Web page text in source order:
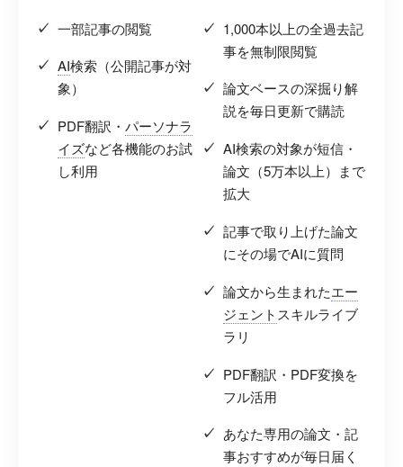
一部記事の閲覧
AI検索（公開記事が対
象）
PDF翻訳・ パーソナラ
イズなど各機能のお試
し利用
1,000本以上の全過去記
事を無制限閲覧
論文ベースの深掘り解
説を毎日更新で購読
AI検索の対象が短信・
論文（5万本以上）まで
拡大
記事で取り上げた論文
にその場でAIに質問
論文から生まれたエー
ジェント スキルライブ
ラリ
PDF翻訳・PDF変換を
フル活用
あなた専用の論文・記
事おすすめが毎日届く